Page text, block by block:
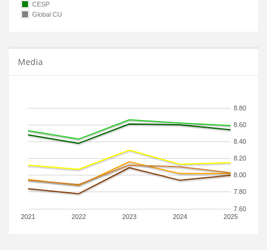
CESP
Global CU
Media
2021 2022 2023 2024 2025
7.60
7.80
8.00
8.20
8.40
8.60
8.80